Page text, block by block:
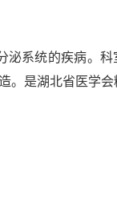
泌系统的疾病。
。是湖北省医学